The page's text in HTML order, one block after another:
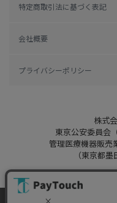
特定商取引法に基づく表記
会社概要
プライバシーポリシー
株式
東京公安委員会
管理医療機器販
（東京都